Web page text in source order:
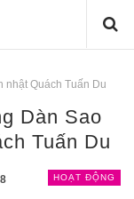
nhật Quách Tuấn Du
Dàn Sao
Tuấn Du
HOẠT ĐỘNG